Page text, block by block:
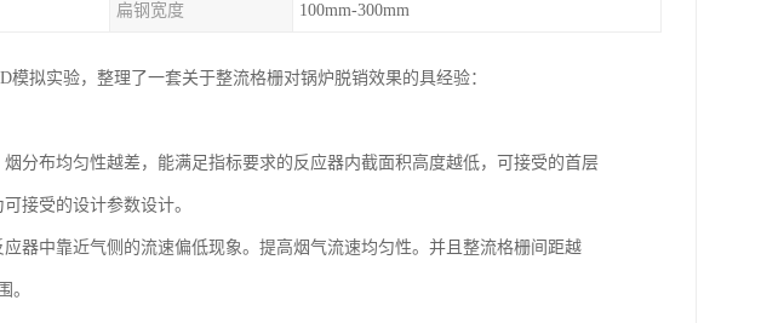
扁钢宽度 100mm-300mm
拟实验，整理了一套关于整流格栅对锅炉脱销效果的具经验：
分布均匀性越差，能满足指标要求的反应器内截面积高度越低，可接受的首层
接受的设计参数设计。
器中靠近气侧的流速偏低现象。提高烟气流速均匀性。并且整流格栅间距越
。